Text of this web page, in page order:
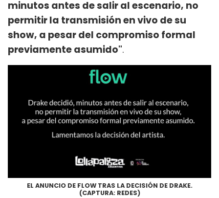
minutos antes de salir al escenario, no
permitir la transmisión en vivo de su
show, a pesar del compromiso formal
previamente asumido".
EL ANUNCIO DE FLOW TRAS LA DECISIÓN DE DRAKE.
(CAPTURA: REDES)